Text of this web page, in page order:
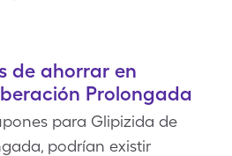
de ahorrar en
Prolongada
para Glipizida de
podrían existir